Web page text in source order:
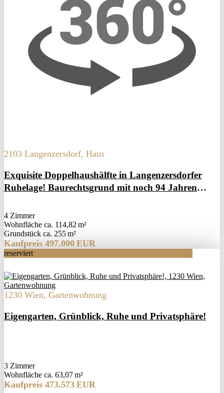
2103 Langenzersdorf, Haus
Exquisite Doppelhaushälfte in Langenzersdorfer
Ruhelage! Baurechtsgrund mit noch 94 Jahren
4 Zimmer
Wohnfläche ca. 114,82 m²
Grund­stück ca. 255 m²
Kaufpreis 497.000 EUR
reserviert
1230 Wien, Gartenwohnung
Eigengarten, Grünblick, Ruhe und Privatsphäre!
3 Zimmer
Wohnfläche ca. 63,07 m²
Kaufpreis 473.573 EUR